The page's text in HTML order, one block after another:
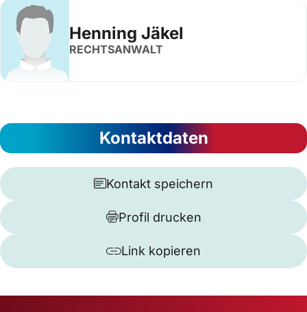
Henning Jäkel
RECHTSANWALT
Kontaktdaten
Kontakt speichern
Profil drucken
Link kopieren